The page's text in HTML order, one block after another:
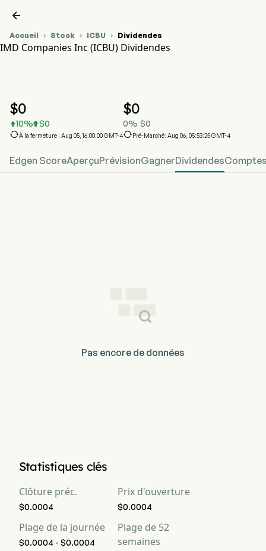

Accueil  Stock  ICBU  Dividendes
IMD Companies Inc (ICBU) Dividendes
$0
10% $0
À la fermeture : Aug 05, 16:00:00 GMT-4
$0
0% $0
Pré-Marché: Aug 06, 05:53:25 GMT-4
Edgen ScoreAperçuPrévisionGagnerDividendes
Pas encore de données
Statistiques clés
Clôture préc.
$0.0004
Prix d'ouverture
$0.0004
Plage de la journée
$0.0004 - $0.0004
Plage de 52
semaines